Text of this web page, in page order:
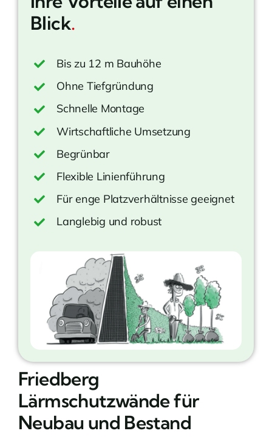
Blick.
Bis zu 12 m Bauhöhe
Ohne Tiefgründung
Schnelle Montage
Wirtschaftliche Umsetzung
Begrünbar
Flexible Linienführung
Für enge Platzverhältnisse geeignet
Langlebig und robust
Friedberg
Lärmschutzwände für
Neubau und Bestand